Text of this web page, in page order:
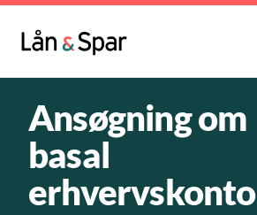
Ansøgning om
basal
erhvervskonto